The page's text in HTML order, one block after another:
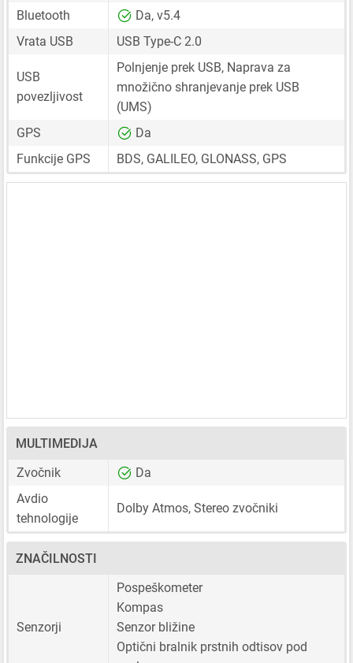
Bluetooth
Da, v5.4
Vrata USB
USB Type-C 2.0
USB
povezljivost
Polnjenje prek USB, Naprava za
množično shranjevanje prek USB
(UMS)
GPS
Da
Funkcije GPS
BDS, GALILEO, GLONASS, GPS
MULTIMEDIJA
Zvočnik
Da
Avdio
tehnologije
Dolby Atmos, Stereo zvočniki
ZNAČILNOSTI
Senzorji
Pospeškometer
Kompas
Senzor bližine
Optični bralnik prstnih odtisov pod